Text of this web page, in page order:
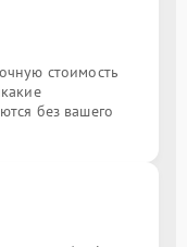
стоимость
без вашего